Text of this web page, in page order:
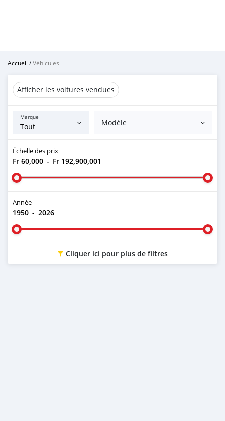
Accueil /Véhicules
Afficher les voitures vendues
Marque
Modèle
Échelle des prix
Fr 60,000 - Fr 192,900,001
Année
1950 - 2026
Cliquer ici pour plus de filtres